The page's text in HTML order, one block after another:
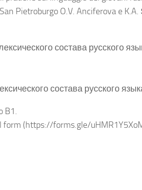
Pietroburgo O.V. Anciferova e K.A.
состава русского
состава русского
B1.
form (https://forms.gle/